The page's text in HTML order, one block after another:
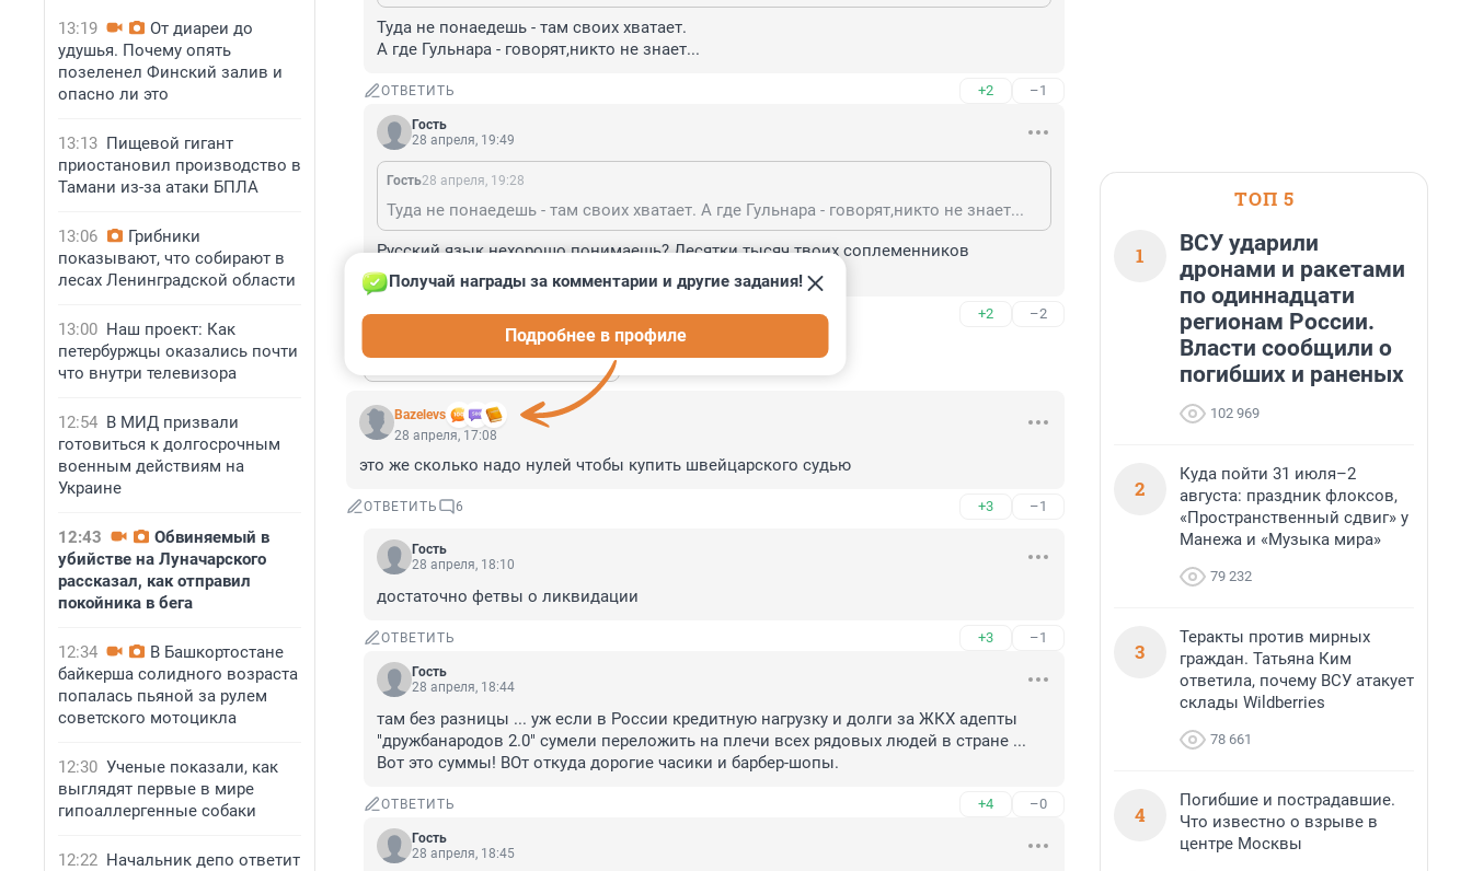
13:19
От диареи до
удушья. Почему опять
позеленел Финский залив и
опасно ли это
13:13 Пищевой гигант
приостановил производство в
Тамани из-за атаки БПЛА
13:06
Грибники
показывают, что собирают в
лесах Ленинградской области
13:00 Наш проект: Как
петербуржцы оказались почти
что внутри телевизора
12:54 В МИД призвали
готовиться к долгосрочным
военным действиям на
Украине
12:43
Обвиняемый в
убийстве на Луначарского
рассказал, как отправил
покойника в бега
12:34
В Башкортостане
байкерша солидного возраста
попалась пьяной за рулем
советского мотоцикла
12:30 Ученые показали, как
выглядят первые в мире
гипоаллергенные собаки
12:22 Начальник депо ответит
Туда не понаедешь - там своих хватает.
А где Гульнара - говорят,никто не знает...
ОТВЕТИТЬ +2 –1
Гость
28 апреля, 19:49
Гость28 апреля, 19:28
Туда не понаедешь - там своих хватает. А где Гульнара - говорят,никто не знает...
Русский язык нехорошо понимаешь? Десятки тысяч твоих соплеменников
понаехали туда с 2022 года, почитай новости.
ОТВЕТИТЬ +2 –2
Показать ещё 1 ответ
Bazelevs
Получай награды за комментарии и другие задания!
Подробнее в профиле
28 апреля, 17:08
это же сколько надо нулей чтобы купить швейцарского судью
ОТВЕТИТЬ 6 +3 –1
Гость
28 апреля, 18:10
достаточно фетвы о ликвидации
ОТВЕТИТЬ +3 –1
Гость
28 апреля, 18:44
там без разницы ... уж если в России кредитную нагрузку и долги за ЖКХ адепты
"дружбанародов 2.0" сумели переложить на плечи всех рядовых людей в стране ...
Вот это суммы! ВОт откуда дорогие часики и барбер-шопы.
ОТВЕТИТЬ +4 –0
Гость
28 апреля, 18:45
ТОП 5
1
ВСУ ударили
дронами и ракетами
по одиннадцати
регионам России.
Власти сообщили о
погибших и раненых
102 969
2
Куда пойти 31 июля–2
августа: праздник флоксов,
«Пространственный сдвиг» у
Манежа и «Музыка мира»
79 232
3
Теракты против мирных
граждан. Татьяна Ким
ответила, почему ВСУ атакует
склады Wildberries
78 661
4
Погибшие и пострадавшие.
Что известно о взрыве в
центре Москвы